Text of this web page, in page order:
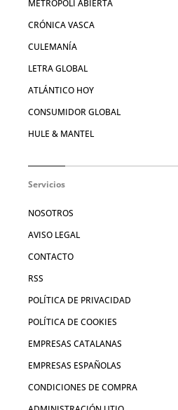
METRÓPOLI ABIERTA
CRÓNICA VASCA
CULEMANÍA
LETRA GLOBAL
ATLÁNTICO HOY
CONSUMIDOR GLOBAL
HULE & MANTEL
Servicios
NOSOTROS
AVISO LEGAL
CONTACTO
RSS
POLÍTICA DE PRIVACIDAD
POLÍTICA DE COOKIES
EMPRESAS CATALANAS
EMPRESAS ESPAÑOLAS
CONDICIONES DE COMPRA